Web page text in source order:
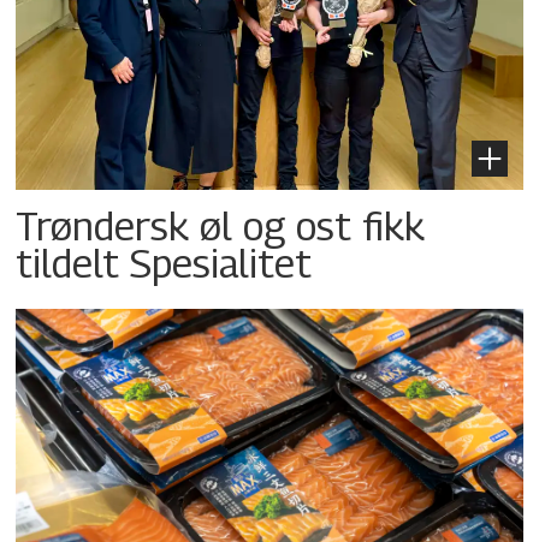
Trøndersk øl og ost fikk
tildelt Spesialitet